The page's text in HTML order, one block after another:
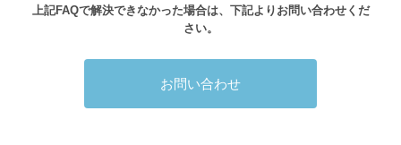
上記FAQで解決できなかった場合は、下記よりお問い合わせくだ
さい。
お問い合わせ